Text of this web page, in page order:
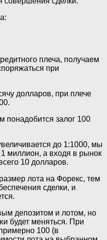
плеча, получаем
при
долларов, при плече
понадобится залог 100
до 1:1000, мы
миллион, а входя в рынок
10 долларов.
лота на Форекс, тем
сделки, и
депозитом и лотом, но
будет меняться. При
100 (в